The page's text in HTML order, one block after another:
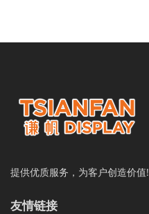
提供优质服务，为客户创造价值!
友情链接